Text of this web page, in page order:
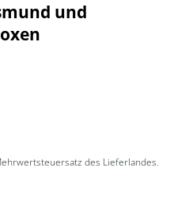
und
des Lieferlandes.